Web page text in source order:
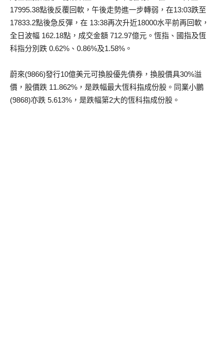
17995.38點後反覆回軟，午後走勢進一步轉弱，在13:03跌至
17833.2點後急反彈，在 13:38再次升近18000水平前再回軟，
全日波幅 162.18點，成交金額 712.97億元。恆指、國指及恆
科指分別跌 0.62%、0.86%及1.58%。
蔚來(9866)發行10億美元可換股優先債券，換股價具30%溢
價，股價跌 11.862%，是跌幅最大恆科指成份股。同業小鵬
(9868)亦跌 5.613%，是跌幅第2大的恆科指成份股。